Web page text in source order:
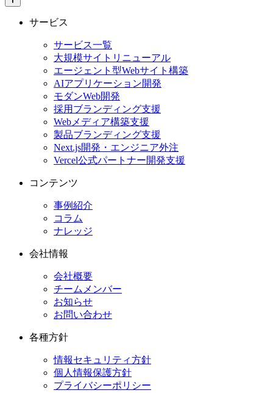
サービス
サービス一覧
大規模サイトリニューアル
エージェント型Webサイト構築
AIアプリケーション開発
モダンWeb開発
採用ブランディング支援
Webメディア構築支援
製品ブランディング支援
Next.js開発・エンジニア外注
Vercel公式パートナー開発支援
コンテンツ
事例紹介
コラム
ナレッジ
会社情報
会社概要
チームメンバー
お知らせ
お問い合わせ
各種方針
情報セキュリティ方針
個人情報保護方針
プライバシーポリシー